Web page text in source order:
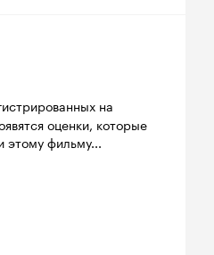
на
оценки, которые
этому фильму...